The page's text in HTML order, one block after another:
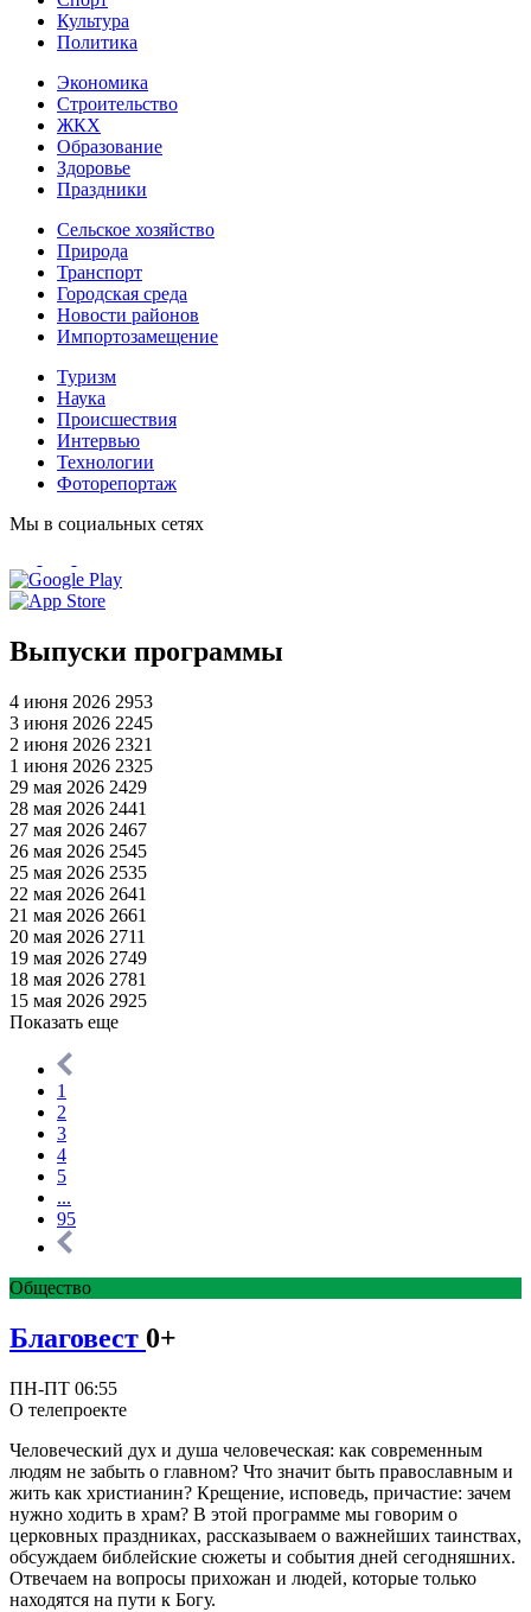
Культура
Политика
Экономика
Строительство
ЖКХ
Образование
Здоровье
Праздники
Сельское хозяйство
Природа
Транспорт
Городская среда
Новости районов
Импортозамещение
Туризм
Наука
Происшествия
Интервью
Технологии
Фоторепортаж
Мы в социальных сетях
Выпуски программы
4 июня 2026 2953
3 июня 2026 2245
2 июня 2026 2321
1 июня 2026 2325
29 мая 2026 2429
28 мая 2026 2441
27 мая 2026 2467
26 мая 2026 2545
25 мая 2026 2535
22 мая 2026 2641
21 мая 2026 2661
20 мая 2026 2711
19 мая 2026 2749
18 мая 2026 2781
15 мая 2026 2925
Показать еще
1
2
3
4
5
...
95
Общество
Благовест 0+
ПН-ПТ 06:55
О телепроекте
Человеческий дух и душа человеческая: как современным
людям не забыть о главном? Что значит быть православным и
жить как христианин? Крещение, исповедь, причастие: зачем
нужно ходить в храм? В этой программе мы говорим о
церковных праздниках, рассказываем о важнейших таинствах,
обсуждаем библейские сюжеты и события дней сегодняшних.
Отвечаем на вопросы прихожан и людей, которые только
находятся на пути к Богу.